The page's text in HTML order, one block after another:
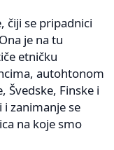
čiji se pripadnici
je na tu
etničku
autohtonom
Švedske, Finske i
i zanimanje se
na koje smo